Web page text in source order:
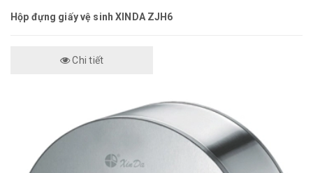
Hộp đựng giấy vệ sinh XINDA ZJH6
Chi tiết